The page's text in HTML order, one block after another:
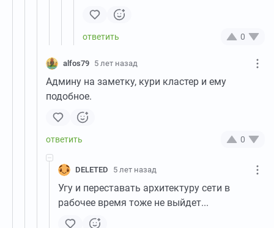
0
alfos79 5 лет назад
Админу на заметку, кури кластер и ему
подобное.
0
DELETED 5 лет назад
Угу и переставать архитектуру сети в
рабочее время тоже не выйдет...